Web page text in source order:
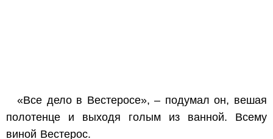
«Все дело в Вестеросе», – подумал он, вешая
полотенце и выходя голым из ванной. Всему
виной Вестерос.